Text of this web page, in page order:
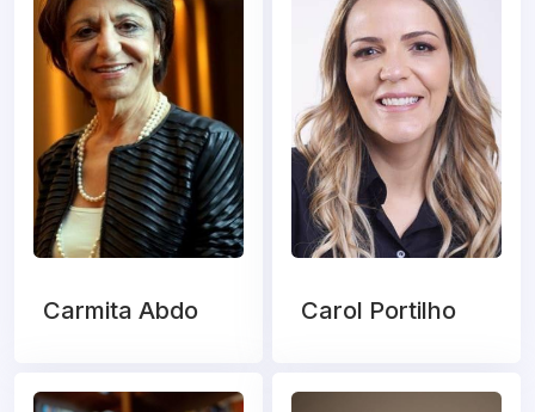
Carmita Abdo Carol Portilho